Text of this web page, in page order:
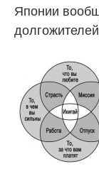
Японии